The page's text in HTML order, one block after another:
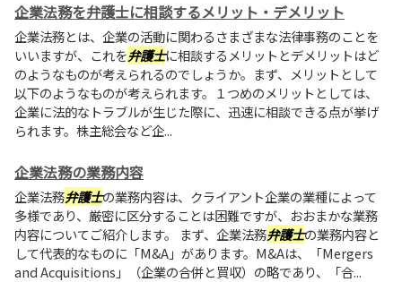
企業法務を弁護士に相談するメリット・デメリット
企業法務とは、企業の活動に関わるさまざまな法律事務のことを
いいますが、これを弁護士に相談するメリットとデメリットはど
のようなものが考えられるのでしょうか。まず、メリットとして
以下のようなものが考えられます。１つめのメリットとしては、
企業に法的なトラブルが生じた際に、迅速に相談できる点が挙げ
られます。株主総会など企...
企業法務の業務内容
企業法務弁護士の業務内容は、クライアント企業の業種によって
多様であり、厳密に区分することは困難ですが、おおまかな業務
内容についてご紹介します。 まず、企業法務弁護士の業務内容と
して代表的なものに「M&A」があります。M&Aは、「Mergers
and Acquisitions」（企業の合併と買収）の略であり、「合...